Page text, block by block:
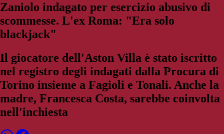
Zaniolo indagato per esercizio abusivo di
scommesse. L'ex Roma: "Era solo
blackjack"
Il giocatore dell'Aston Villa è stato iscritto
nel registro degli indagati dalla Procura di
Torino insieme a Fagioli e Tonali. Anche la
madre, Francesca Costa, sarebbe coinvolta
nell'inchiesta